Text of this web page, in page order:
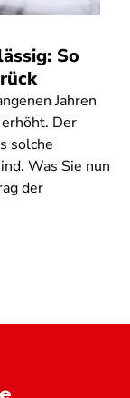
So
Jahren
Der
solche
Was Sie nun
der